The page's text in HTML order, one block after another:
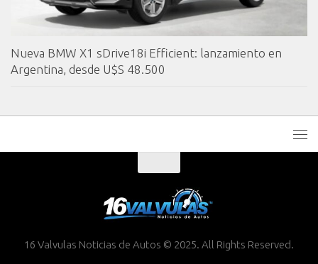
Nueva BMW X1 sDrive18i Efficient: lanzamiento en
Argentina, desde U$S 48.500
16 Valvulas Noticias de Autos © 2025. All Rights Reserved.